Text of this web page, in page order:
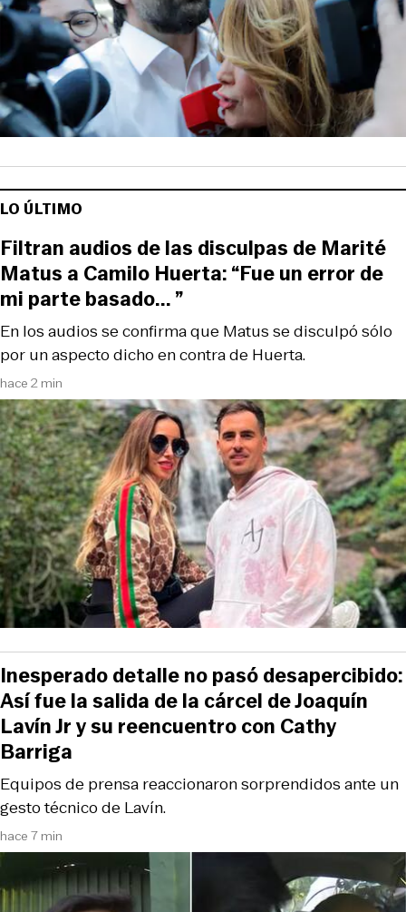
LO ÚLTIMO
hace 2 min
En los audios se confirma que Matus se disculpó sólo
por un aspecto dicho en contra de Huerta.
Filtran audios de las disculpas de Marité
Matus a Camilo Huerta: “Fue un error de
mi parte basado... ”
hace 7 min
Equipos de prensa reaccionaron sorprendidos ante un
gesto técnico de Lavín.
Inesperado detalle no pasó desapercibido:
Así fue la salida de la cárcel de Joaquín
Lavín Jr y su reencuentro con Cathy
Barriga